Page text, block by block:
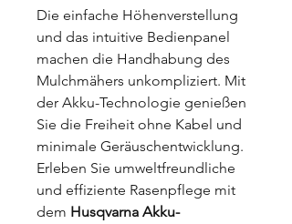
Die einfache Höhenverstellung
und das intuitive Bedienpanel
machen die Handhabung des
Mulchmähers unkompliziert. Mit
der Akku-Technologie genießen
Sie die Freiheit ohne Kabel und
minimale Geräuschentwicklung.
Erleben Sie umweltfreundliche
und effiziente Rasenpflege mit
dem Husqvarna Akku-